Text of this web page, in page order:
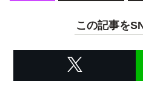
この記事を